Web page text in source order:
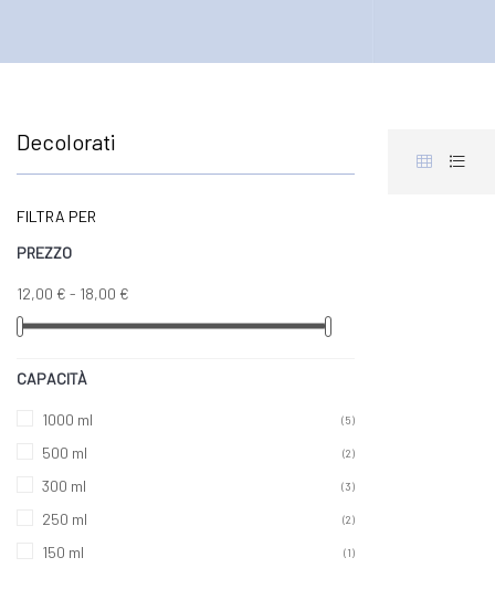
Decolorati
FILTRA PER
PREZZO
12,00 € - 18,00 €
CAPACITÀ
1000 ml (5)
500 ml (2)
300 ml (3)
250 ml (2)
150 ml (1)